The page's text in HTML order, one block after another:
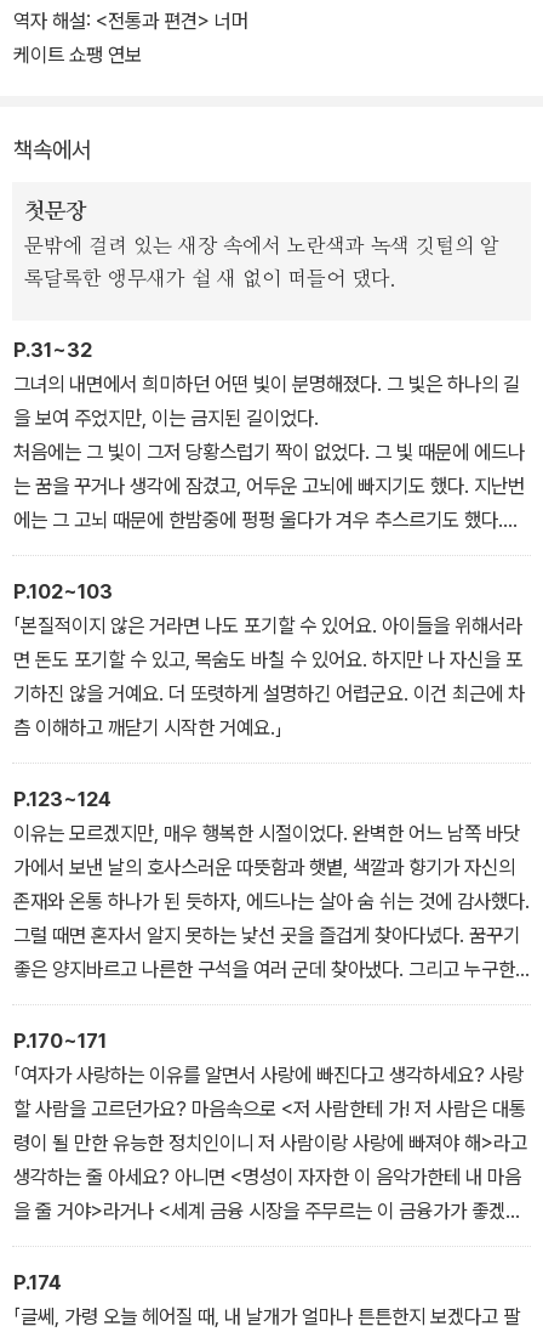
로운 사랑에 눈을 뜨게 되고, 이를 계기로 자신의 독립적인 자아를 찾
아 나가는 과정의 이야기를 담고 있다.
가치를 조장한다는 이유로 출간 후 독자들의 거센 반발에 부딪혔다.
소설의 선구로 조명되며 찬사를 받기 시작했다. 오늘날까지 여러 대
학에서 여성학과 문학 수업의 필수 도서로 읽히는 등 페미니즘 소설
의 대표 고전으로 높이 평가되고 있다.
이 책을 번역한 한국기술교육대학교의 한애경 교수는 섬세하고 시적
인 쇼팽의 문체를 정제된 한국어로 세심하게 옮겼다. 번역 원본으로
는 2018년 출간된 노튼 비평판을 사용했다.
역자 해설: <전통과 편견> 너머
케이트 쇼팽 연보
책속에서
첫문장
문밖에 걸려 있는 새장 속에서 노란색과 녹색 깃털의 알
록달록한 앵무새가 쉴 새 없이 떠들어 댔다.
P.31~32
그녀의 내면에서 희미하던 어떤 빛이 분명해졌다. 그 빛은 하나의 길
을 보여 주었지만, 이는 금지된 길이었다.
처음에는 그 빛이 그저 당황스럽기 짝이 없었다. 그 빛 때문에 에드나
는 꿈을 꾸거나 생각에 잠겼고, 어두운 고뇌에 빠지기도 했다. 지난번
에는 그 고뇌 때문에 한밤중에 펑펑 울다가 겨우 추스르기도 했다.
간단히 말해, 퐁텔리에 부인은 우주 속 한 인간으로서 자신의 위치를
자각하고, 하나의 개인으로서 자신이 자기 내면과 주변 세계와 맺고
있는 관계에 대해 깨닫기 시작했던 것이다. 이것은 스물여덟 살 여자
의 영혼이 깨닫기에는 너무나 심오한 지혜처럼 보일 수도 있었다. 어
쩌면 성령이 여성에게 보통 내려 주는 어떤 미덕보다 더 큰 것이었다.
그러나 모든 시작, 특히 하나의 세계의 시작은 필연적으로 모호하고
복잡하고 혼란스러우며 극도로 불안할 수밖에 없다. 우리 가운데 몇
명이나 이러한 시작을 이겨 내고 일어서는가! 얼마나 많은 영혼이 그
격렬한 혼돈 속에 스러지는가!
P.102~103
「본질적이지 않은 거라면 나도 포기할 수 있어요. 아이들을 위해서라
면 돈도 포기할 수 있고, 목숨도 바칠 수 있어요. 하지만 나 자신을 포
기하진 않을 거예요. 더 또렷하게 설명하긴 어렵군요. 이건 최근에 차
츰 이해하고 깨닫기 시작한 거예요.」
P.123~124
이유는 모르겠지만, 매우 행복한 시절이었다. 완벽한 어느 남쪽 바닷
가에서 보낸 날의 호사스러운 따뜻함과 햇볕, 색깔과 향기가 자신의
존재와 온통 하나가 된 듯하자, 에드나는 살아 숨 쉬는 것에 감사했다.
그럴 때면 혼자서 알지 못하는 낯선 곳을 즐겁게 찾아다녔다. 꿈꾸기
좋은 양지바르고 나른한 구석을 여러 군데 찾아냈다. 그리고 누구한
테도 방해받지 않고 혼자 꿈을 꾼다는 게 얼마나 행복한 일인지 새삼
깨달았다.
이유는 알 수 없지만 불행하다고 생각한 날들도 있었다. 그럴 때면 기
쁨과 슬픔, 삶과 죽음에 아무런 의미가 없어 보였다. 인생이란 기이한
아수라장 같고, 피할 길 없는 종말을 향해 맹목적으로 꿈틀꿈틀 기어
가는 벌레와도 같았다. 그런 날이면 에드나는 그림을 그릴 수도 없었
고, 맥박이 뛰고 피를 뜨겁게 하는 공상을 할 수도 없었다.
P.170~171
「여자가 사랑하는 이유를 알면서 사랑에 빠진다고 생각하세요? 사랑
할 사람을 고르던가요? 마음속으로 <저 사람한테 가! 저 사람은 대통
령이 될 만한 유능한 정치인이니 저 사람이랑 사랑에 빠져야 해>라고
생각하는 줄 아세요? 아니면 <명성이 자자한 이 음악가한테 내 마음
을 줄 거야>라거나 <세계 금융 시장을 주무르는 이 금융가가 좋겠어
>라거나?」
「일부러 제 말을 왜곡하는군요, ma reine(여왕 마마). 로베르를 사랑
하세요?」
P.174
「글쎄, 가령 오늘 헤어질 때, 내 날개가 얼마나 튼튼한지 보겠다고 팔